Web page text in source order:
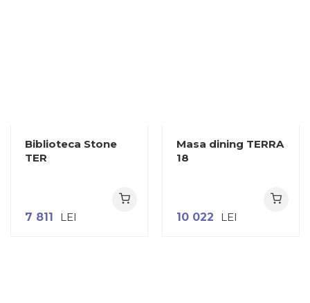
Biblioteca Stone
TER
7 811 LEI
Masa dining TERRA
18
10 022 LEI